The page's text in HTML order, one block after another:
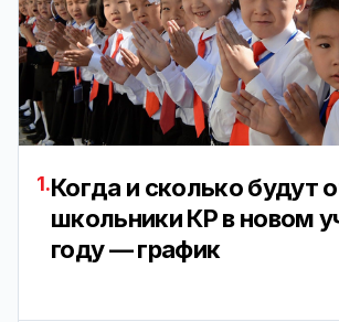
1.Когда и сколько будут
школьники КР в новом
году — график